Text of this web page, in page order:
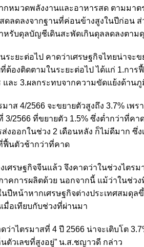
กหมวดพลังงานและอาหารสด ตามมา
ดลงจากฐานที่ค่อนข้างสูงในปีก่อน ส่
หรับดุลบัญชีเดินสะพัดเกินดุลลดลงตาม
ะยะต่อไป คาดว่าเศรษฐกิจไทยน่าจะ
ต้องติดตามในระยะต่อไป ได้แก่ 1.กา
ละ 3.ผลกระทบจากความขัดแย้งด้าน
ส 4/2566 จะขยายตัวสูงถึง 3.7% เพ
3/2566 ที่ขยายตัว 1.5% ซึ่งต่ำกว่าที่
งออกในช่วง 2 เดือนหลัง ก็ไม่ดีมาก ซึ่
ฟื้นตัวช้ากว่าที่คาด
รษฐกิจจีนแล้ว จึงคาดว่าในช่วงไตรม
คการผลิตด้วย นอกจากนี้ แม้ว่าในช่ว
ปีหน้าหากเศรษฐกิจต่างประเทศสมดุ
มื่อเทียบกับช่วงที่ผ่านมา
าไตรมาสที่ 4 ปี 2566 น่าจะเติบโต
ตัวเลขที่สูงอยู่” น.ส.ชญาวดี กล่าว